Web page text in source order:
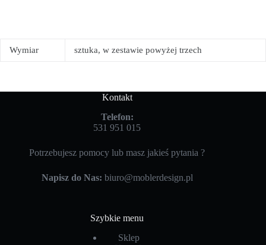
Wymiar sztuka, w zestawie powyżej trzech
Kontakt
Telefon:
531 951 015
Potrzebujesz pomocy lub masz jakieś pytania ?
Napisz do Nas: biuro@moblerdesign.pl
Szybkie menu
Sklep